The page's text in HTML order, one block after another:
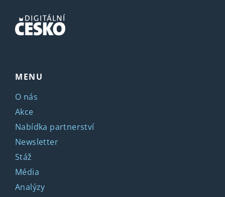
MENU
O nás
Akce
Nabídka partnerství
Newsletter
Stáž
Média
Analýzy